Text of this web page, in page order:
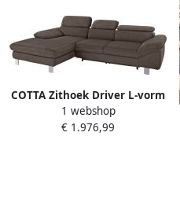
COTTA Zithoek Driver L-vorm
Set bestaande uit: hoekbank
met hoofdverstelling &
1 webshop
€ 1.976,99